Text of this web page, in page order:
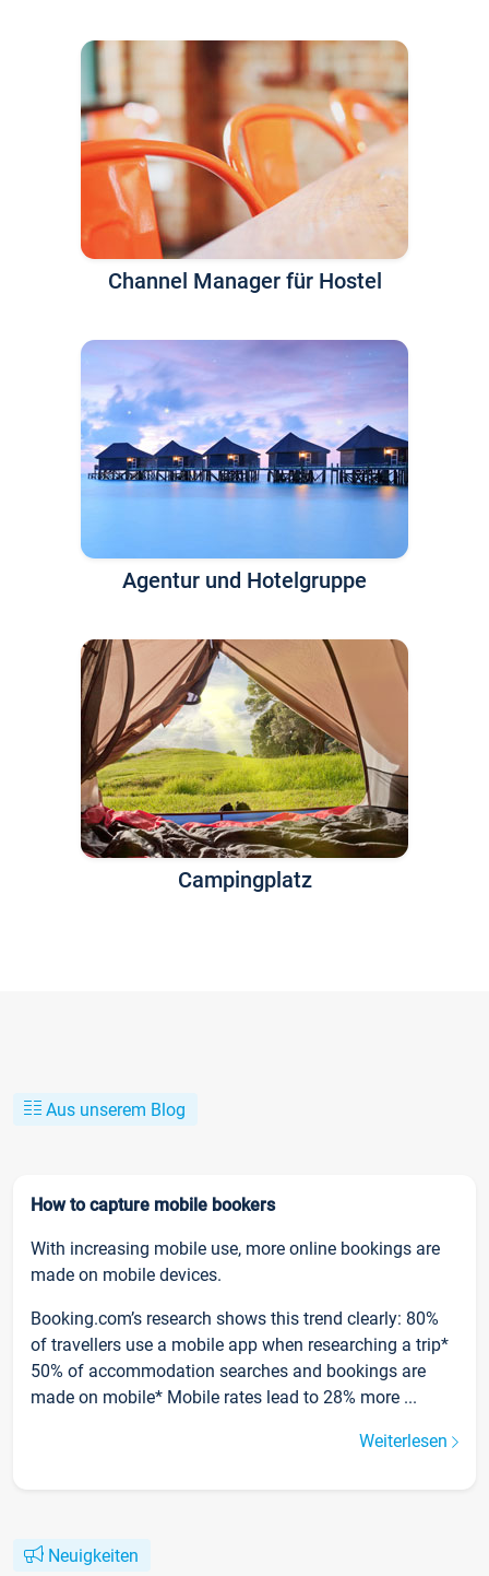
Channel Manager für Hostel
Agentur und Hotelgruppe
Campingplatz
Aus unserem Blog
How to capture mobile bookers
With increasing mobile use, more online bookings are
made on mobile devices.
Booking.com’s research shows this trend clearly: 80%
of travellers use a mobile app when researching a trip*
50% of accommodation searches and bookings are
made on mobile* Mobile rates lead to 28% more ...
Weiterlesen
Neuigkeiten